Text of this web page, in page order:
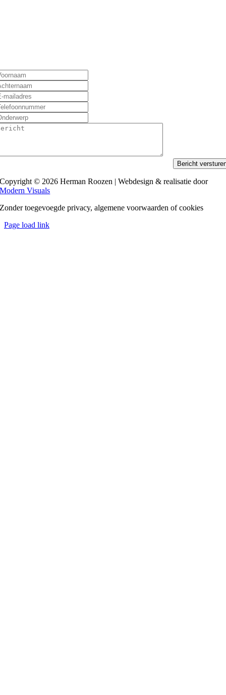
Bericht
Copyright © 2026 Herman Roozen | Webdesign & realisatie door
Modern Visuals
Zonder toegevoegde privacy, algemene voorwaarden of cookies
Page load link